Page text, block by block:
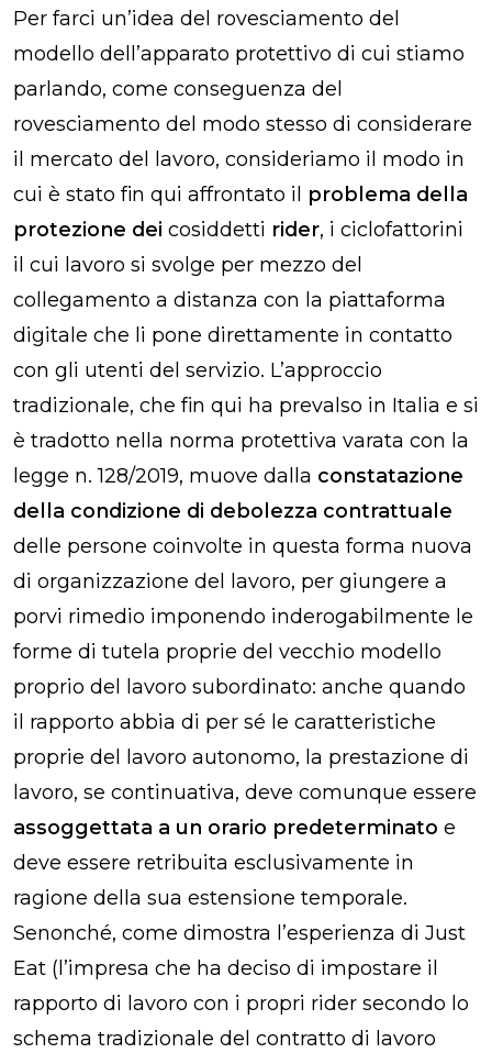
Per farci un’idea del rovesciamento del
modello dell’apparato protettivo di cui stiamo
parlando, come conseguenza del
rovesciamento del modo stesso di considerare
il mercato del lavoro, consideriamo il modo in
cui è stato fin qui affrontato il problema della
protezione dei cosiddetti rider, i ciclofattorini
il cui lavoro si svolge per mezzo del
collegamento a distanza con la piattaforma
digitale che li pone direttamente in contatto
con gli utenti del servizio. L’approccio
tradizionale, che fin qui ha prevalso in Italia e si
è tradotto nella norma protettiva varata con la
legge n. 128/2019, muove dalla constatazione
della condizione di debolezza contrattuale
delle persone coinvolte in questa forma nuova
di organizzazione del lavoro, per giungere a
porvi rimedio imponendo inderogabilmente le
forme di tutela proprie del vecchio modello
proprio del lavoro subordinato: anche quando
il rapporto abbia di per sé le caratteristiche
proprie del lavoro autonomo, la prestazione di
lavoro, se continuativa, deve comunque essere
assoggettata a un orario predeterminato e
deve essere retribuita esclusivamente in
ragione della sua estensione temporale.
Senonché, come dimostra l’esperienza di Just
Eat (l’impresa che ha deciso di impostare il
rapporto di lavoro con i propri rider secondo lo
schema tradizionale del contratto di lavoro